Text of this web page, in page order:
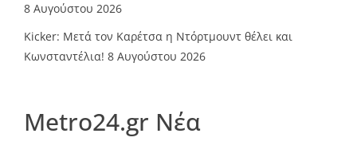
8 Αυγούστου 2026
Kicker: Μετά τον Καρέτσα η Ντόρτμουντ θέλει και
Κωνσταντέλια! 8 Αυγούστου 2026
Metro24.gr Νέα